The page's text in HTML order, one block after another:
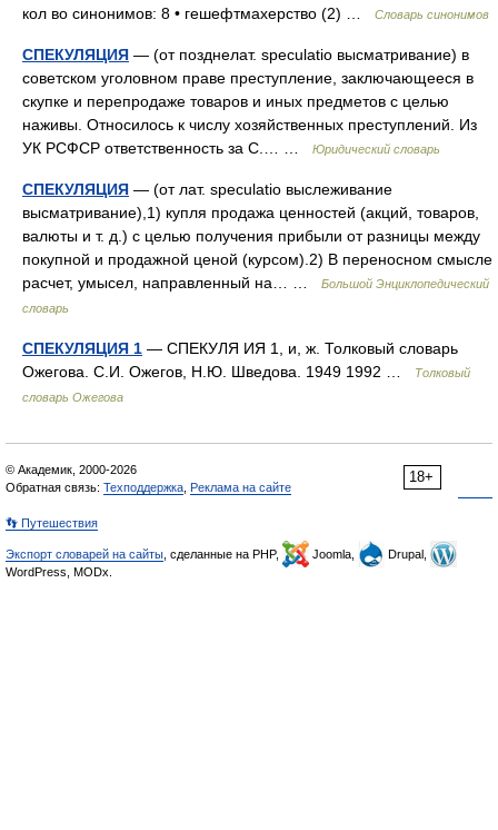
кол во синонимов: 8 • гешефтмахерство (2) …
Словарь синонимов
СПЕКУЛЯЦИЯ — (от позднелат. speculatio высматривание) в
советском уголовном праве преступление, заключающееся в
скупке и перепродаже товаров и иных предметов с целью
наживы. Относилось к числу хозяйственных преступлений. Из
УК РСФСР ответственность за С.… …
Юридический словарь
СПЕКУЛЯЦИЯ — (от лат. speculatio выслеживание
высматривание),1) купля продажа ценностей (акций, товаров,
валюты и т. д.) с целью получения прибыли от разницы между
покупной и продажной ценой (курсом).2) В переносном смысле
расчет, умысел, направленный на… …
Большой Энциклопедический
словарь
СПЕКУЛЯЦИЯ 1 — СПЕКУЛЯ ИЯ 1, и, ж. Толковый словарь
Ожегова. С.И. Ожегов, Н.Ю. Шведова. 1949 1992 …
Толковый
словарь Ожегова
18+
© Академик, 2000-2026
Обратная связь: Техподдержка Реклама на сайте
👣 Путешествия
Экспорт словарей на сайты , сделанные на PHP, Joomla,
Drupal,
WordPress, MODx.